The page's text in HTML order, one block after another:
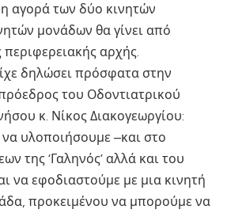
αγορά των δύο κινητών
μονάδων θα γίνει από
αρχής.
δηλώσει πρόσφατα στην
του Οδοντιατρικού
κ. Νίκος Διακογεωργίου:
υλοποιήσουμε –και στο
της ‘Γαληνός’ αλλά και του
να εφοδιαστούμε με μια κινητή
προκειμένου να μπορούμε να